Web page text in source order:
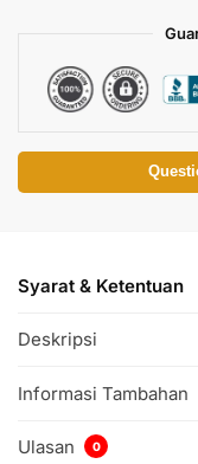
Syarat & Ketentuan
Deskripsi
Informasi Tambahan
Ulasan 0